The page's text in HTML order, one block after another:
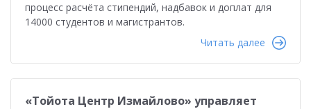
процесс расчёта стипендий, надбавок и доплат для
14000 студентов и магистрантов.
Читать далее
«Тойота Центр Измайлово» управляет